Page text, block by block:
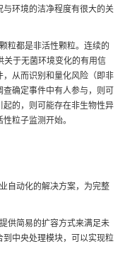
环境的洁净程度有很大的关
粒都是非活性颗粒。连续的
于无菌环境变化的有用信
从而识别和量化风险（即非
确定事件中有人参与，则可
的，则可能存在非生物性异
粒子监测开始。
自动化的解决方案，为完整
供简易的扩容方式来满足未
中央处理模块，可以实现粒